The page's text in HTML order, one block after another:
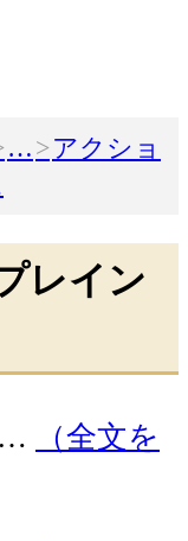
…
アクショ
レイン
…
（全文を